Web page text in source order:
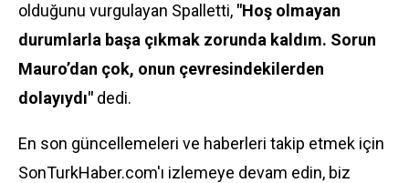
olduğunu vurgulayan Spalletti, "Hoş olmayan
durumlarla başa çıkmak zorunda kaldım. Sorun
Mauro’dan çok, onun çevresindekilerden
dolayıydı" dedi.
En son güncellemeleri ve haberleri takip etmek için
SonTurkHaber.com'ı izlemeye devam edin, biz